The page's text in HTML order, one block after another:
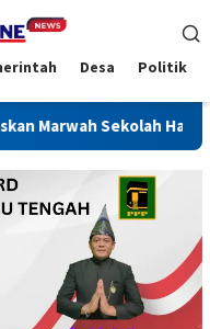
Desa Politik
Sekolah Harus Dijaga